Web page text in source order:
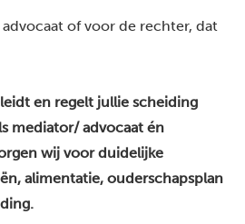
of voor de rechter, dat
en regelt jullie scheiding
mediator/ advocaat én
wij voor duidelijke
alimentatie, ouderschapsplan